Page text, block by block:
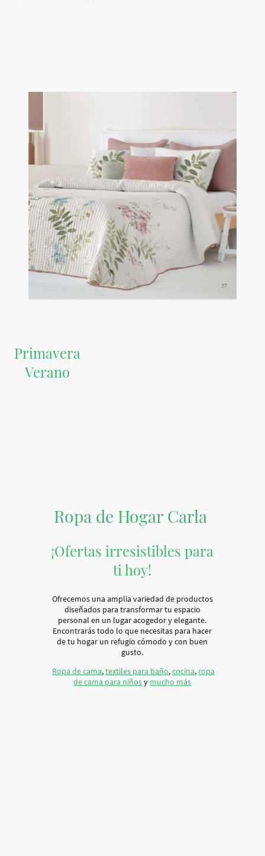
Primavera
Verano
Ropa de Hogar Carla
¡Ofertas irresistibles para
ti hoy!
Ofrecemos una amplia variedad de productos
diseñados para transformar tu espacio
personal en un lugar acogedor y elegante.
Encontrarás todo lo que necesitas para hacer
de tu hogar un refugio cómodo y con buen
gusto.
Ropa de cama,textiles para baño,cocina, ropa
de cama para niñosy mucho más